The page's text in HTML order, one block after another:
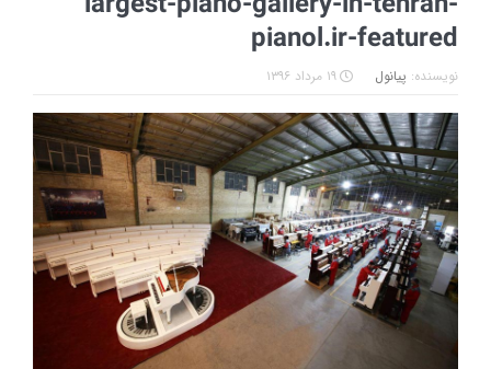
pianol.ir-featured
نویسنده: پیانول ۱۹ مرداد ۱۳۹۶